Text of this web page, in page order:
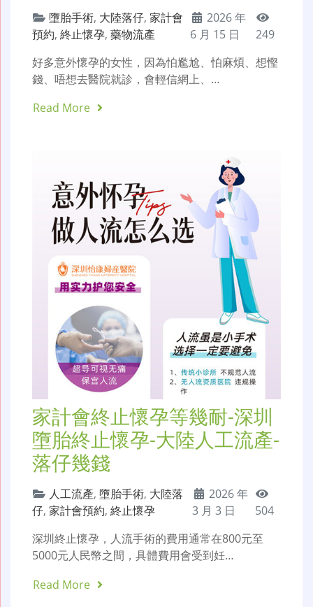
墮胎手術, 大陸落仔, 家計會
預約, 終止懷孕, 藥物流產
2026 年
6 月 15 日
249
好多意外懷孕的女性，因為怕尷尬、怕麻煩、想慳
錢、唔想去醫院就診，會輕信網上、…
Read More
家計會終止懷孕等幾耐-深圳
墮胎終止懷孕-大陸人工流產-
落仔幾錢
人工流產, 墮胎手術, 大陸落
仔, 家計會預約, 終止懷孕
2026 年
3 月 3 日
504
深圳終止懷孕，人流手術的費用通常在800元至
5000元人民幣之間，具體費用會受到妊…
Read More